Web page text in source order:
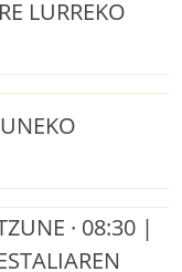
LURREKO
· 08:30 |